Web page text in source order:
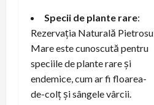
Specii de plante rare:
Rezervația Naturală Pietrosu
Mare este cunoscută pentru
speciile de plante rare și
endemice, cum ar fi floarea-
de-colț și sângele vârcii.